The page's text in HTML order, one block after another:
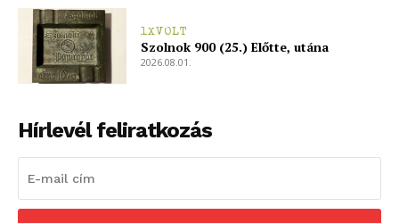
1XVOLT
Szolnok 900 (25.) Előtte, utána
2026.08.01.
Hírlevél feliratkozás